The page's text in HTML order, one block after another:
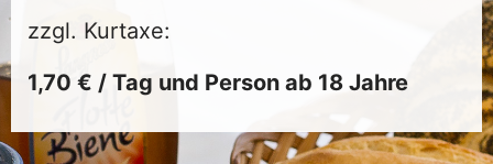
zzgl. Kurtaxe:
1,70 € / Tag und Person ab 18 Jahre